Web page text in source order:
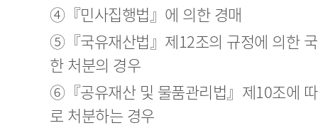
④『민사집행법』에 의한 경매
⑤『국유재산법』제12조의 규정에 의한
한 처분의 경우
⑥『공유재산 및 물품관리법』제10조에
로 처분하는 경우